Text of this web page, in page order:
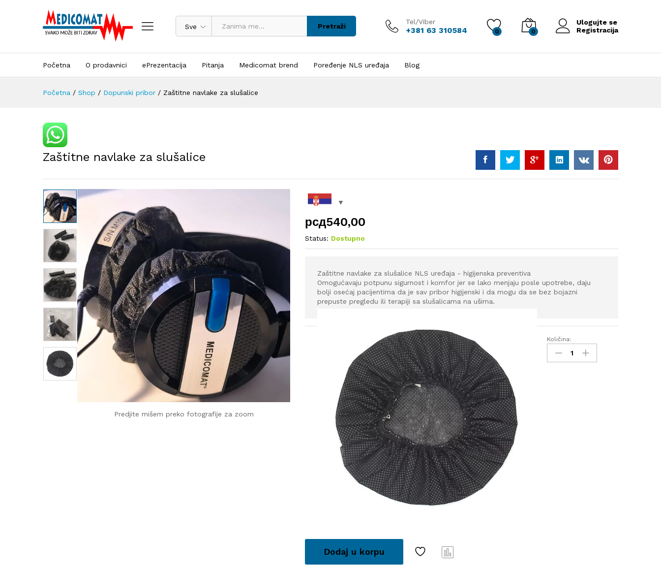
Sve Pretraži
Tel/Viber
+381 63 310584 0 0
Ulogujte se
Registracija
Početna O prodavnici ePrezentacija Pitanja Medicomat brend Poređenje NLS uređaja Blog
Početna / Shop / Dopunski pribor / Zaštitne navlake za slušalice
Zaštitne navlake za slušalice
Predjite mišem preko fotografije za zoom
рсд540,00
Status: Dostupno
Zaštitne navlake za slušalice NLS uređaja - higijenska preventiva
Omogućavaju potpunu sigurnost i komfor jer se lako menjaju posle upotrebe, daju
bolji osećaj pacijentima da je sav pribor higijenski i da mogu da se bez bojazni
prepuste pregledu ili terapiji sa slušalicama na ušima.
Zaštitne
navlake
za
Količina:
Dodaj u korpu